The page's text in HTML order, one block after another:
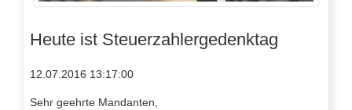
Heute ist Steuerzahlergedenktag
12.07.2016 13:17:00
Sehr geehrte Mandanten,